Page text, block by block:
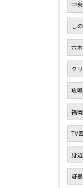
中
し
六
ク
攻
福
TV
身
証